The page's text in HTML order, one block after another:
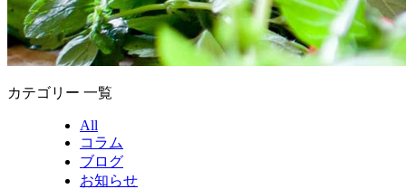
カテゴリー 一覧
All
コラム
ブログ
お知らせ